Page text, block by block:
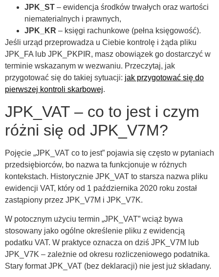
JPK_ST – ewidencja środków trwałych oraz wartości
niematerialnych i prawnych,
JPK_KR – księgi rachunkowe (pełna księgowość).
Jeśli urząd przeprowadza u Ciebie kontrolę i żąda pliku
JPK_FA lub JPK_PKPIR, masz obowiązek go dostarczyć w
terminie wskazanym w wezwaniu. Przeczytaj, jak
przygotować się do takiej sytuacji: jak przygotować się do
pierwszej kontroli skarbowej.
JPK_VAT – co to jest i czym
różni się od JPK_V7M?
Pojęcie „JPK_VAT co to jest” pojawia się często w pytaniach
przedsiębiorców, bo nazwa ta funkcjonuje w różnych
kontekstach. Historycznie JPK_VAT to starsza nazwa pliku
ewidencji VAT, który od 1 października 2020 roku został
zastąpiony przez JPK_V7M i JPK_V7K.
W potocznym użyciu termin „JPK_VAT” wciąż bywa
stosowany jako ogólne określenie pliku z ewidencją
podatku VAT. W praktyce oznacza on dziś JPK_V7M lub
JPK_V7K – zależnie od okresu rozliczeniowego podatnika.
Stary format JPK_VAT (bez deklaracji) nie jest już składany.